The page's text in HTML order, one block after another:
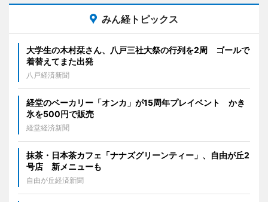
みん経トピックス
大学生の木村栞さん、八戸三社大祭の行列を2周 ゴールで
着替えてまた出発
八戸経済新聞
経堂のベーカリー「オンカ」が15周年プレイベント かき
氷を500円で販売
経堂経済新聞
抹茶・日本茶カフェ「ナナズグリーンティー」、自由が丘2
号店 新メニューも
自由が丘経済新聞